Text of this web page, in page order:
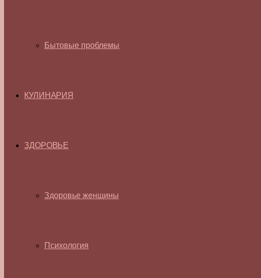
Бытовые проблемы
КУЛИНАРИЯ
ЗДОРОВЬЕ
Здоровье женщины
Психология